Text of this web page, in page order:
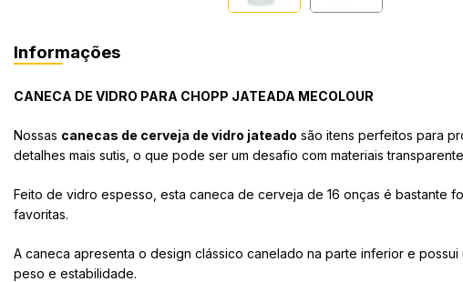
Informações
CANECA DE VIDRO PARA CHOPP JATEADA MECOLOUR
Nossas canecas de cerveja de vidro jateado são itens perfeitos para
detalhes mais sutis, o que pode ser um desafio com materiais
Feito de vidro espesso, esta caneca de cerveja de 16 onças é bastante
favoritas.
A caneca apresenta o design clássico canelado na parte inferior e
peso e estabilidade.